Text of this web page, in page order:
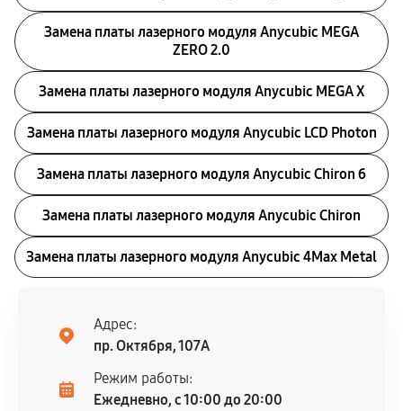
Замена платы лазерного модуля Anycubic MEGA
ZERO 2.0
Замена платы лазерного модуля Anycubic MEGA X
Замена платы лазерного модуля Anycubic LCD Photon
Замена платы лазерного модуля Anycubic Chiron б
Замена платы лазерного модуля Anycubic Chiron
Замена платы лазерного модуля Anycubic 4Max Metal
Адрес:
пр. Октября, 107А
Режим работы:
Ежедневно, с 10:00 до 20:00